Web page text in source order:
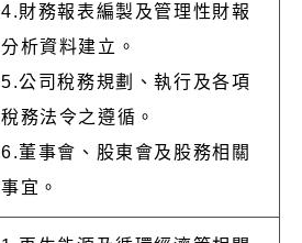
4.財務報表編製及管理性財報
分析資料建立。
5.公司稅務規劃、執行及各項
稅務法令之遵循。
6.董事會、股東會及股務相關
事宜。